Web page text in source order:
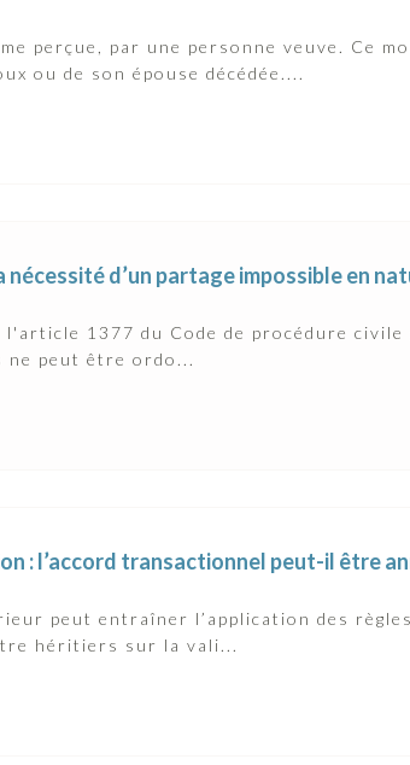
perçue, par une personne veuve. Ce
ou de son épouse décédée....
d’un partage impossible en
1377 du Code de procédure civile
ne peut être ordo...
: l’accord transactionnel peut-il être
peut entraîner l’application des
héritiers sur la vali...